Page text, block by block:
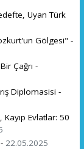
Uyan Türk
Gölgesi" -
Çağrı -
Diplomasisi -
Evlatlar: 50
22.05.2025